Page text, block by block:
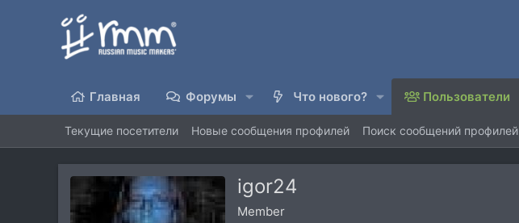
Главная Форумы Что нового? Пользователи
Текущие посетители Новые сообщения профилей Поиск сообщений профилей
igor24
Member